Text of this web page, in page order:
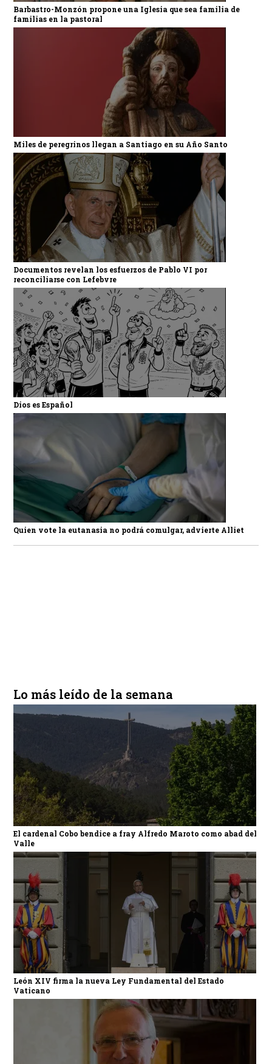
Barbastro-Monzón propone una Iglesia que sea familia de
familias en la pastoral
Miles de peregrinos llegan a Santiago en su Año Santo
Documentos revelan los esfuerzos de Pablo VI por
reconciliarse con Lefebvre
Dios es Español
Quien vote la eutanasia no podrá comulgar, advierte Alliet
Lo más leído de la semana
El cardenal Cobo bendice a fray Alfredo Maroto como abad del
Valle
León XIV firma la nueva Ley Fundamental del Estado
Vaticano